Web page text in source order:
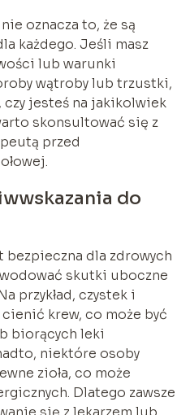
oznacza to, że są
każdego. Jeśli masz
lub warunki
wątroby lub trzustki,
jesteś na jakikolwiek
skonsultować się z
przed
do
bezpieczna dla zdrowych
skutki uboczne
przykład, czystek i
krew, co może być
biorących leki
niektóre osoby
zioła, co może
Dlatego zawsze